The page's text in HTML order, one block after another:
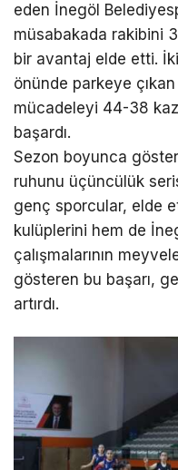
eden İnegöl
müsabakada rakibini
bir avantaj elde etti.
önünde parkeye
mücadeleyi 44-38
başardı.
Sezon boyunca
ruhunu üçüncülük
genç sporcular, elde
kulüplerini hem de
çalışmalarının
gösteren bu başarı,
artırdı.